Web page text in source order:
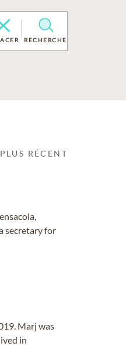
RECHERCHE
RÉCENT
secretary for
Marj was
in